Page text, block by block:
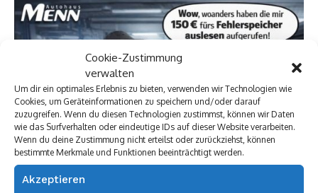
Cookie-Zustimmung
verwalten
Um dir ein optimales Erlebnis zu bieten, verwenden wir Technologien wie
Cookies, um Geräteinformationen zu speichern und/oder darauf
zuzugreifen. Wenn du diesen Technologien zustimmst, können wir Daten
wie das Surfverhalten oder eindeutige IDs auf dieser Website verarbeiten.
Wenn du deine Zustimmung nicht erteilst oder zurückziehst, können
bestimmte Merkmale und Funktionen beeinträchtigt werden.
Akzeptieren